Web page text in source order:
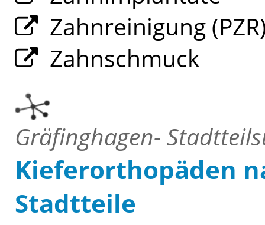
Zahnreinigung
Zahnschmuck
Gräfinghagen-
Kieferorthopäden
Stadtteile